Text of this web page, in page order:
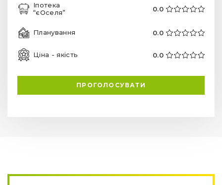
Іпотека
“єОселя”
0.0
Планування 0.0
Ціна - якість 0.0
ПРОГОЛОСУВАТИ